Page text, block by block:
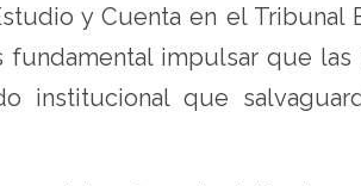
y Cuenta en el Tribunal
impulsar que las
institucional que